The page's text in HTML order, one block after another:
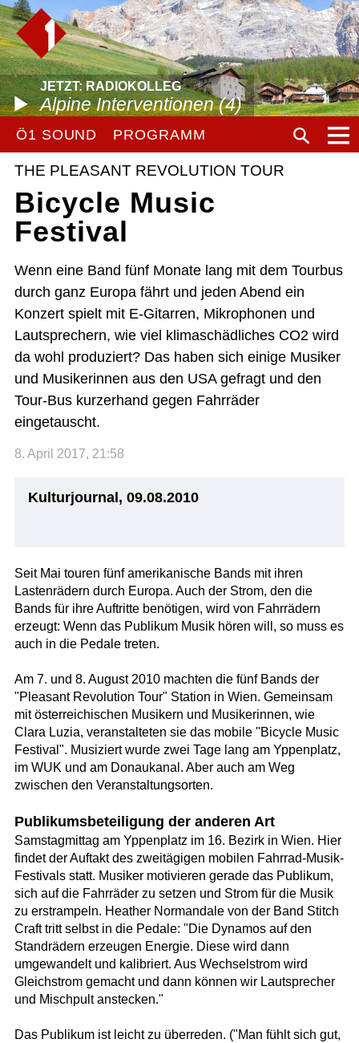
JETZT: RADIOKOLLEG
Alpine Interventionen (4)
Ö1 SOUND PROGRAMM
THE PLEASANT REVOLUTION TOUR
Bicycle Music
Festival
Wenn eine Band fünf Monate lang mit dem Tourbus
durch ganz Europa fährt und jeden Abend ein
Konzert spielt mit E-Gitarren, Mikrophonen und
Lautsprechern, wie viel klimaschädliches CO2 wird
da wohl produziert? Das haben sich einige Musiker
und Musikerinnen aus den USA gefragt und den
Tour-Bus kurzerhand gegen Fahrräder
eingetauscht.
8. April 2017, 21:58
Kulturjournal, 09.08.2010
Seit Mai touren fünf amerikanische Bands mit ihren
Lastenrädern durch Europa. Auch der Strom, den die
Bands für ihre Auftritte benötigen, wird von Fahrrädern
erzeugt: Wenn das Publikum Musik hören will, so muss es
auch in die Pedale treten.
Am 7. und 8. August 2010 machten die fünf Bands der
"Pleasant Revolution Tour" Station in Wien. Gemeinsam
mit österreichischen Musikern und Musikerinnen, wie
Clara Luzia, veranstalteten sie das mobile "Bicycle Music
Festival". Musiziert wurde zwei Tage lang am Yppenplatz,
im WUK und am Donaukanal. Aber auch am Weg
zwischen den Veranstaltungsorten.
Publikumsbeteiligung der anderen Art
Samstagmittag am Yppenplatz im 16. Bezirk in Wien. Hier
findet der Auftakt des zweitägigen mobilen Fahrrad-Musik-
Festivals statt. Musiker motivieren gerade das Publikum,
sich auf die Fahrräder zu setzen und Strom für die Musik
zu erstrampeln. Heather Normandale von der Band Stitch
Craft tritt selbst in die Pedale: "Die Dynamos auf den
Standrädern erzeugen Energie. Diese wird dann
umgewandelt und kalibriert. Aus Wechselstrom wird
Gleichstrom gemacht und dann können wir Lautsprecher
und Mischpult anstecken."
Das Publikum ist leicht zu überreden. ("Man fühlt sich gut,